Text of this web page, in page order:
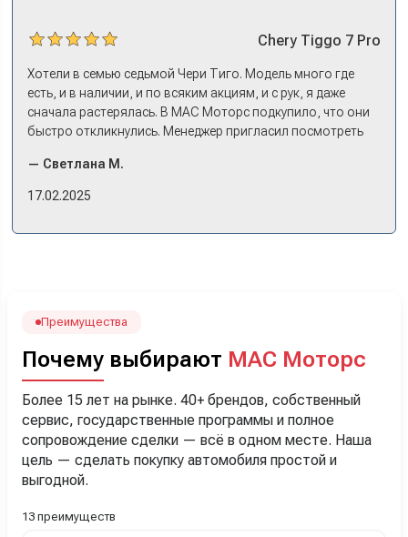
Chery Tiggo 7 Pro
Хотели в семью седьмой Чери Тиго. Модель много где
есть, и в наличии, и по всяким акциям, и с рук, я даже
сначала растерялась. В МАС Моторс подкупило, что они
быстро откликнулись. Менеджер пригласил посмотреть
примериться. Нам тут недалеко, пришли в салон - и в тот
же день купили машину! Неожиданно, но довольны! Все
менеджеру Сергею, профессионал своего дела!
— Светлана М.
17.02.2025
Преимущества
Почему выбирают МАС Моторс
Более 15 лет на рынке. 40+ брендов, собственный
сервис, государственные программы и полное
сопровождение сделки — всё в одном месте. Наша
цель — сделать покупку автомобиля простой и
выгодной.
13 преимуществ